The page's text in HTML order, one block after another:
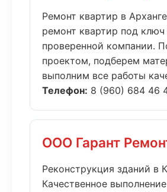
Ремонт квартир в
ремонт квартир под ключ
проверенной компании.
проектом, подберем
выполним все работы
Телефон: 8 (960) 684 46
ООО Гарант
Реконструкция зданий в
Качественное